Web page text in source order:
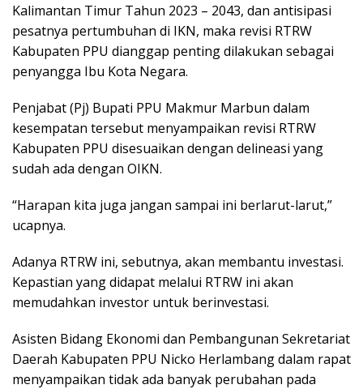
Kalimantan Timur Tahun 2023 – 2043, dan antisipasi
pesatnya pertumbuhan di IKN, maka revisi RTRW
Kabupaten PPU dianggap penting dilakukan sebagai
penyangga Ibu Kota Negara.
Penjabat (Pj) Bupati PPU Makmur Marbun dalam
kesempatan tersebut menyampaikan revisi RTRW
Kabupaten PPU disesuaikan dengan delineasi yang
sudah ada dengan OIKN.
“Harapan kita juga jangan sampai ini berlarut-larut,”
ucapnya.
Adanya RTRW ini, sebutnya, akan membantu investasi.
Kepastian yang didapat melalui RTRW ini akan
memudahkan investor untuk berinvestasi.
Asisten Bidang Ekonomi dan Pembangunan Sekretariat
Daerah Kabupaten PPU Nicko Herlambang dalam rapat
menyampaikan tidak ada banyak perubahan pada